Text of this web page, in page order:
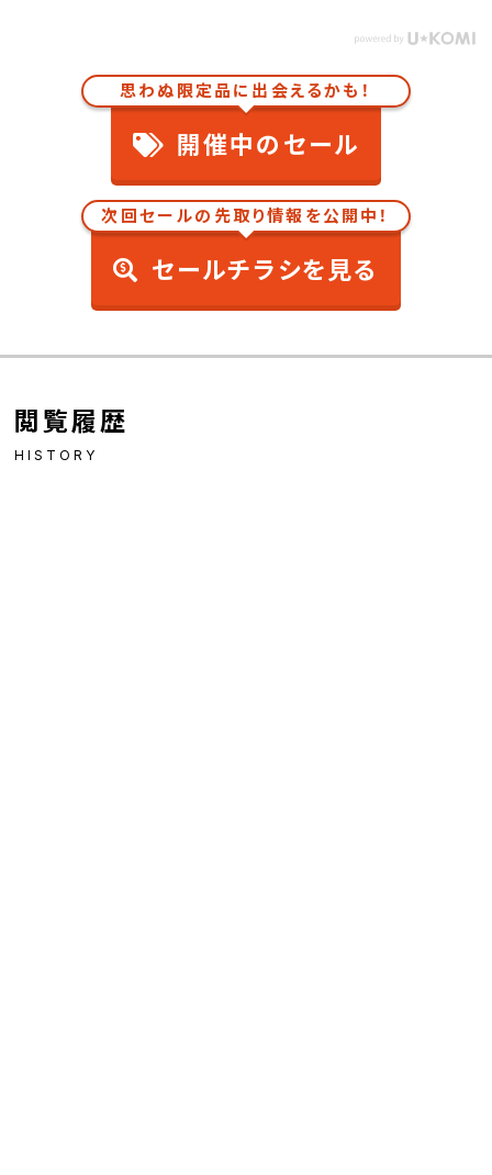
思わぬ限定品に出会えるかも！
開催中のセール
次回セールの先取り情報を公開中！
セールチラシを見る
閲覧履歴
HISTORY